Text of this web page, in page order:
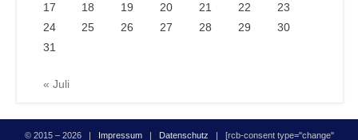
17
18 19 20 21 22
23
24
25 26 27 28 29
30
31
« Juli
© 2015 – 2026 | Impressum| Datenschutz | [rcb-consent type="change"